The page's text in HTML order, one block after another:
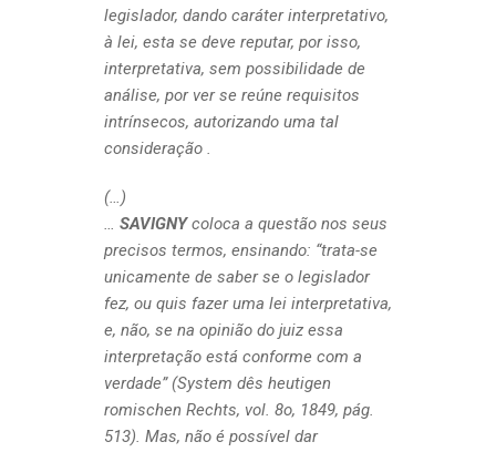
legislador, dando caráter interpretativo,
à lei, esta se deve reputar, por isso,
interpretativa, sem possibilidade de
análise, por ver se reúne requisitos
intrínsecos, autorizando uma tal
consideração .
(…)
… SAVIGNYcoloca a questão nos seus
precisos termos, ensinando: “trata-se
unicamente de saber se o legislador
fez, ou quis fazer uma lei interpretativa,
e, não, se na opinião do juiz essa
interpretação está conforme com a
verdade” (System dês heutigen
romischen Rechts, vol. 8o, 1849, pág.
513). Mas, não é possível dar